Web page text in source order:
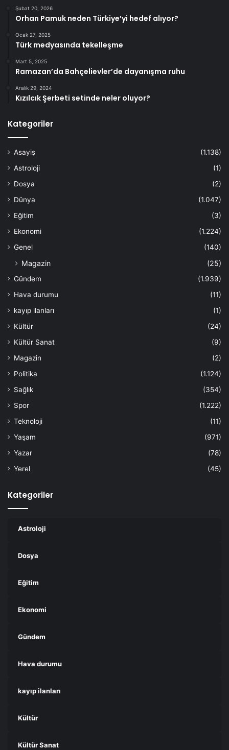
Şubat 20, 2026
Orhan Pamuk neden Türkiye’yi hedef alıyor?
Ocak 27, 2025
Türk medyasında tekelleşme
Mart 5, 2025
Ramazan’da Bahçelievler’de dayanışma ruhu
Aralık 29, 2024
Kızılcık Şerbeti setinde neler oluyor?
Kategoriler
Asayiş
(1.138)
Astroloji
(1)
Dosya
(2)
Dünya
(1.047)
Eğitim
(3)
Ekonomi
(1.224)
Genel
(140)
Magazin (25)
Gündem
(1.939)
Hava durumu
(11)
kayıp ilanları
(1)
Kültür
(24)
Kültür Sanat
(9)
Magazin
(2)
Politika
(1.124)
Sağlık
(354)
Spor
(1.222)
Teknoloji
(11)
Yaşam
(971)
Yazar
(78)
Yerel
(45)
Kategoriler
Astroloji
Dosya
Eğitim
Ekonomi
Gündem
Hava durumu
kayıp ilanları
Kültür
Kültür Sanat